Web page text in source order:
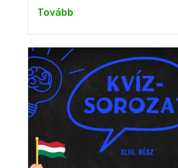
Tovább